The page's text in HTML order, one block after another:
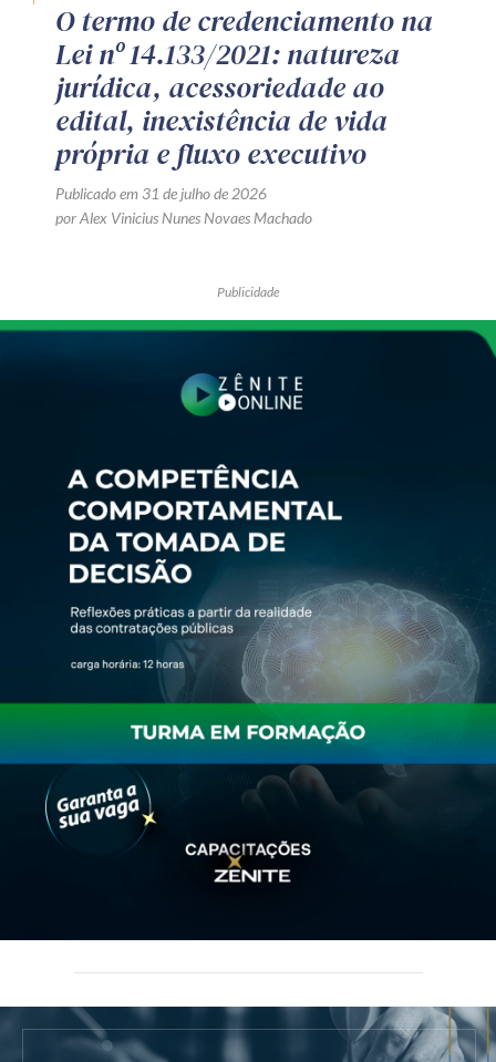
O termo de credenciamento na
Lei nº 14.133/2021: natureza
jurídica, acessoriedade ao
edital, inexistência de vida
própria e fluxo executivo
Publicado em 31 de julho de 2026
por Alex Vinicius Nunes Novaes Machado
Publicidade